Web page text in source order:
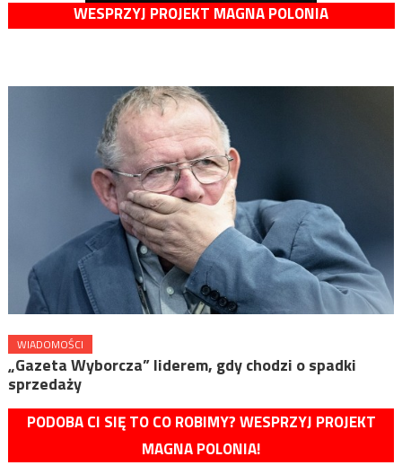
WESPRZYJ PROJEKT MAGNA POLONIA
WIADOMOŚCI
„Gazeta Wyborcza” liderem, gdy chodzi o spadki
sprzedaży
PODOBA CI SIĘ TO CO ROBIMY? WESPRZYJ PROJEKT
MAGNA POLONIA!